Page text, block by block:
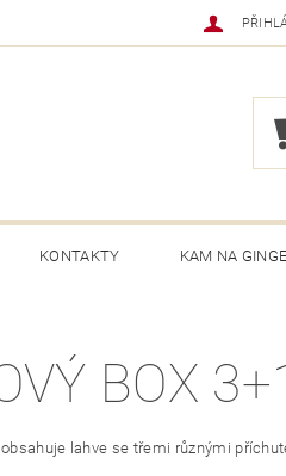
KONTAKTY KAM NA
BOX
lahve se třemi různými